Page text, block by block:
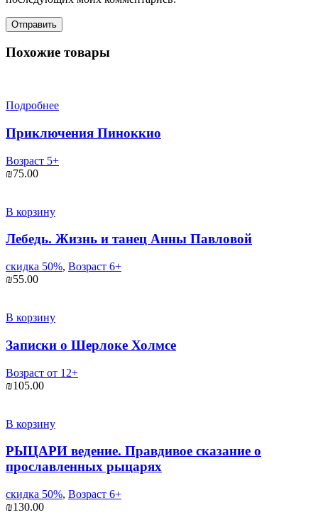
Похожие товары
Подробнее
Приключения Пиноккио
Возраст 5+
₪75.00
В корзину
Лебедь. Жизнь и танец Анны Павловой
скидка 50%, Возраст 6+
₪55.00
В корзину
Записки о Шерлоке Холмсе
Возраст от 12+
₪105.00
В корзину
РЫЦАРИ ведение. Правдивое сказание о
прославленных рыцарях
скидка 50%, Возраст 6+
₪130.00